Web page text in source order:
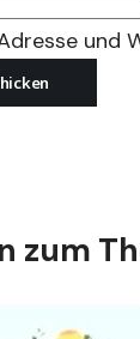
und
zum